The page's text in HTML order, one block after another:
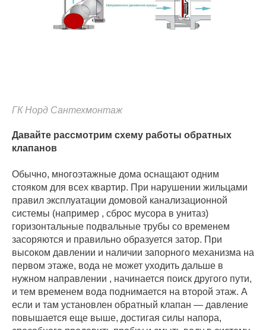
ГК Норд Сантехмонтаж
Давайте рассмотрим схему работы обратных
клапанов
Обычно, многоэтажные дома оснащают одним
стояком для всех квартир. При нарушении жильцами
правил эксплуатации домовой канализационной
системы (например , сброс мусора в унитаз)
горизонтальные подвальные трубы со временем
засоряются и правильно образуется затор. При
высоком давлении и наличии запорного механизма на
первом этаже, вода не может уходить дальше в
нужном направлении , начинается поиск другого пути,
и тем временем вода поднимается на второй этаж. А
если и там установлен обратный клапан — давление
повышается еще выше, достигая силы напора,